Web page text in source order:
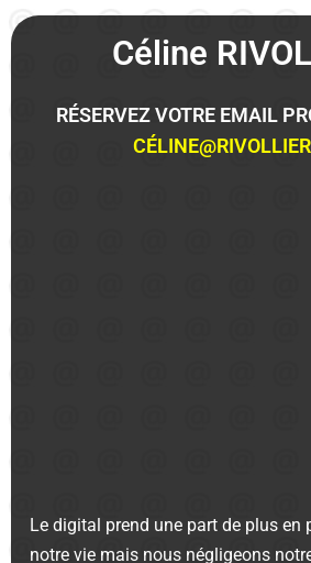
Céline
RÉSERVEZ VOTRE EMAIL
Le digital prend une part de plus en
notre vie mais nous négligeons